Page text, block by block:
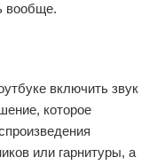
вообще.
включить звук
которое
или гарнитуры, а